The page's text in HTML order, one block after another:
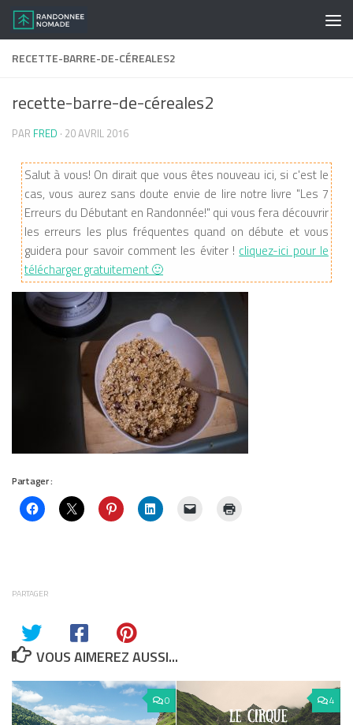
Skip to content
RECETTE-BARRE-DE-CÉREALES2
recette-barre-de-céreales2
PAR FRED · 20 AVRIL 2016
Salut à vous! On dirait que vous êtes nouveau ici, si c'est le
cas, vous aurez sans doute envie de lire notre livre "Les 7
Erreurs du Débutant en Randonnée!" qui vous fera découvrir
les erreurs les plus fréquentes quand on débute et vous
guidera pour savoir comment les éviter ! cliquez-ici pour le
télécharger gratuitement 🙂
Partager :
PARTAGER
VOUS AIMEREZ AUSSI...
0 4